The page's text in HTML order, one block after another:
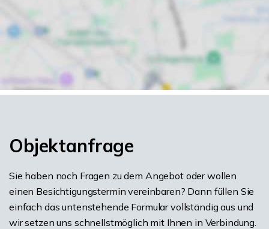
Objektanfrage
Sie haben noch Fragen zu dem Angebot oder wollen
einen Besichtigungstermin vereinbaren? Dann füllen Sie
einfach das untenstehende Formular vollständig aus und
wir setzen uns schnellstmöglich mit Ihnen in Verbindung.